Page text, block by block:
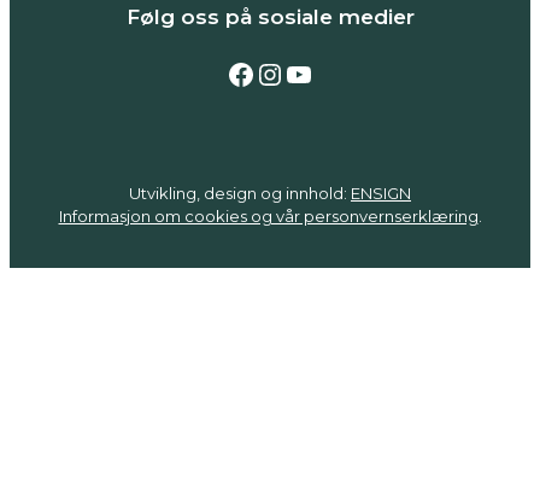
Følg oss på sosiale medier
Følg oss på Facebook
Følg oss på Instagram
Følg oss på YouTube
Utvikling, design og innhold: ENSIGN
Informasjon om cookies og vår personvernserklæring.